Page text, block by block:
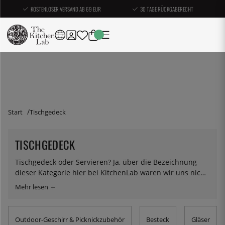
KOSTENLOSER VERSAND AB 69 EUR 30 TAGE RÜCKGABERECHT
Start Tischgedeck
TISCHGEDECK
Tischgedeck oder Servieren? Ja, über die Bezeichnung
dieser Kategorie hier bei KitchenLab waren wir uns nicht
einig – aber hier finden Sie alles rund um Teller, Gläser
Kochen zu stecken, wie Sie es bekanntlich tun, und es
dann nicht schön zu präsentieren, wäre ein bisschen so,
Outdoor-Geschirr & Picknickzubehör Besteck Gläser